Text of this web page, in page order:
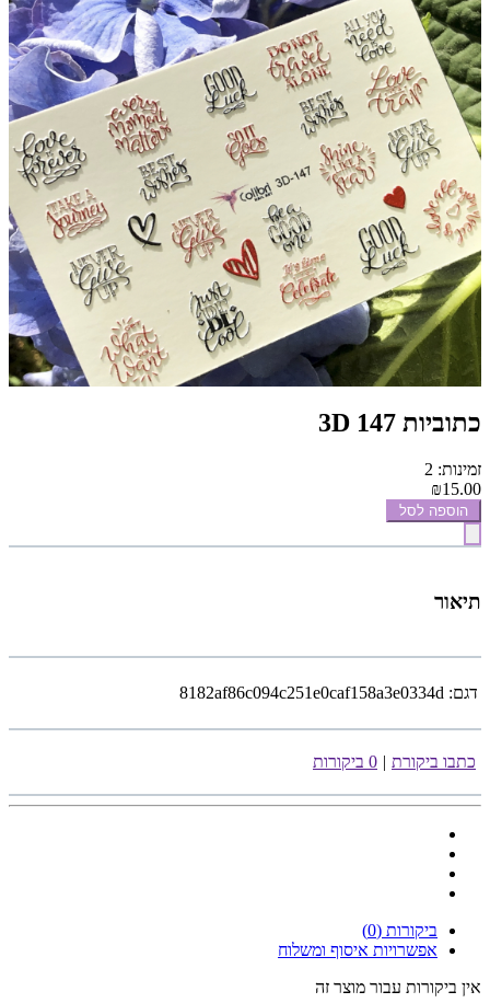
כתוביות 3D 147
זמינות: 2
₪15.00
הוספה לסל
תיאור
דגם: 8182af86c094c251e0caf158a3e0334d
כתבו ביקורת | 0 ביקורות
ביקורות (0)
אפשרויות איסוף ומשלוח
אין ביקורות עבור מוצר זה